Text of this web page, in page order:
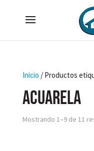
Inicio / Productos
Acuarela
Mostrando 1–9 de 11